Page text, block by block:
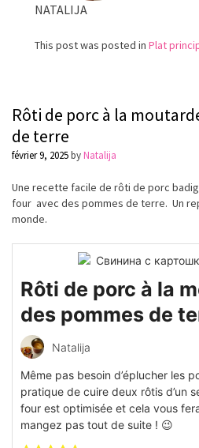
NATALIJA
This post was posted in Plat
Rôti de porc à la
de terre
février 9, 2025byNatalija
Une recette facile de rôti de porc
four avec des pommes de terre. Un
monde.
Rôti de porc à la
des pommes de
Natalija
Même pas besoin d’éplucher les
pratique de cuire deux rôtis d’un
four est optimisée et cela vous
mangez pas tout de suite ! 😉